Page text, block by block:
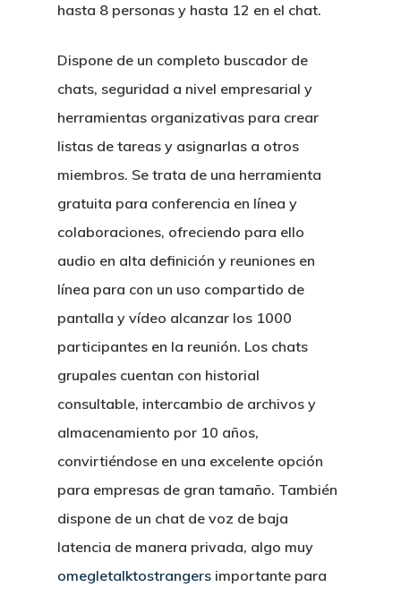
hasta 8 personas y hasta 12 en el chat.
Dispone de un completo buscador de
chats, seguridad a nivel empresarial y
herramientas organizativas para crear
listas de tareas y asignarlas a otros
miembros. Se trata de una herramienta
gratuita para conferencia en línea y
colaboraciones, ofreciendo para ello
audio en alta definición y reuniones en
línea para con un uso compartido de
pantalla y vídeo alcanzar los 1000
participantes en la reunión. Los chats
grupales cuentan con historial
consultable, intercambio de archivos y
almacenamiento por 10 años,
convirtiéndose en una excelente opción
para empresas de gran tamaño. También
dispone de un chat de voz de baja
latencia de manera privada, algo muy
omegletalktostrangers importante para